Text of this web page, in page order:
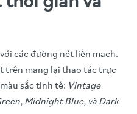
các đường nét liền mạch.
trên mang lại thao tác trực
sắc tinh tế: Vintage
Midnight Blue, và Dark